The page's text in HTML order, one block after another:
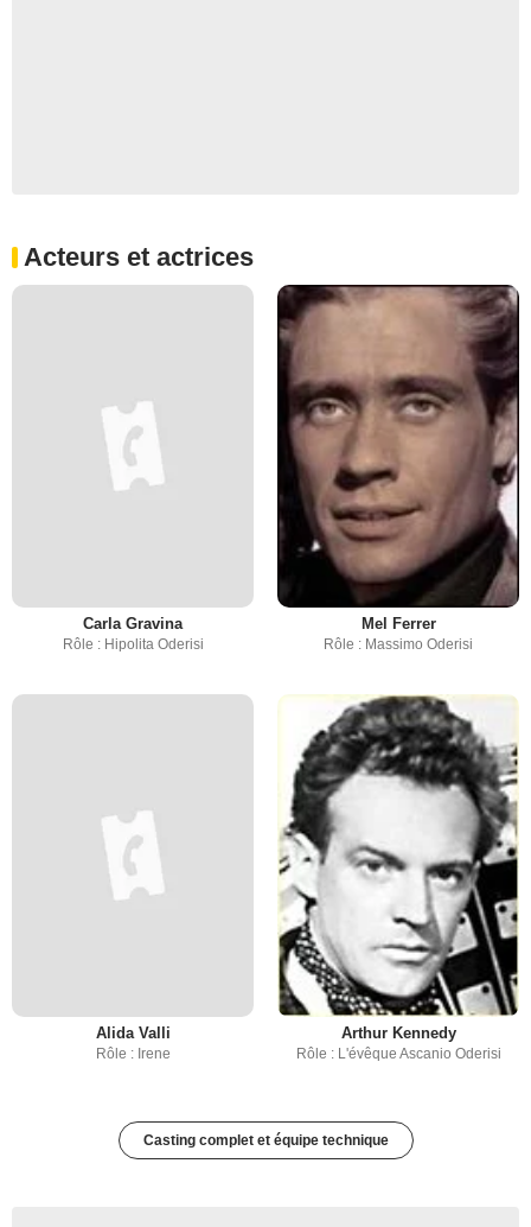
Acteurs et actrices
Carla Gravina
Rôle : Hipolita Oderisi
Mel Ferrer
Rôle : Massimo Oderisi
Alida Valli
Rôle : Irene
Arthur Kennedy
Rôle : L'évêque Ascanio Oderisi
Casting complet et équipe technique